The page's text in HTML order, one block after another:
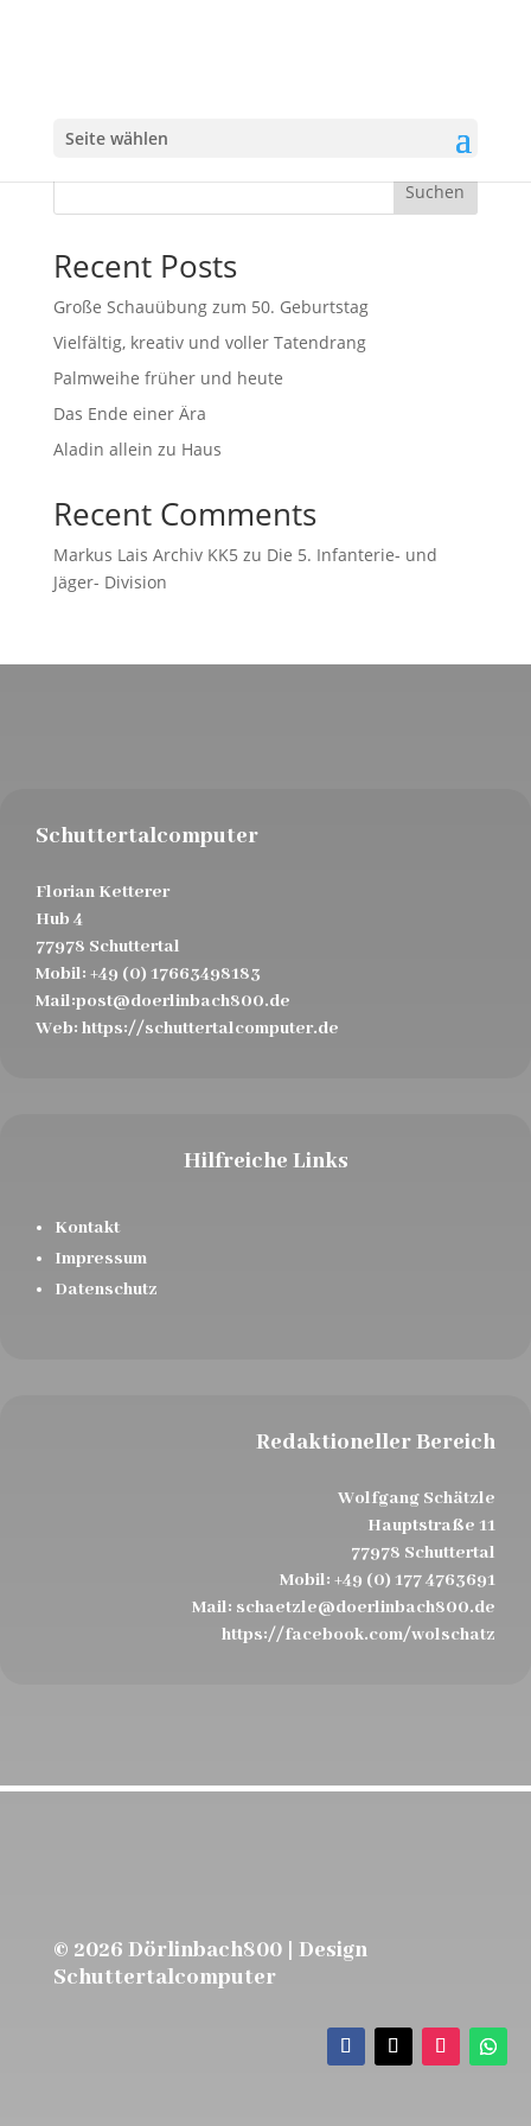
Seite wählen
Suchen
Recent Posts
Große Schauübung zum 50. Geburtstag
Vielfältig, kreativ und voller Tatendrang
Palmweihe früher und heute
Das Ende einer Ära
Aladin allein zu Haus
Recent Comments
Markus Lais Archiv KK5 zu Die 5. Infanterie- und
Jäger- Division
Schuttertalcomputer
Florian Ketterer
Hub 4
77978 Schuttertal
Mobil: +49 (0) 17663498183
Mail:post@doerlinbach800.de
Web: https://schuttertalcomputer.de
Hilfreiche Links
Kontakt
Impressum
Datenschutz
Redaktioneller Bereich
Wolfgang Schätzle
Hauptstraße 11
77978 Schuttertal
Mobil: +49 (0) 177 4763691
Mail: schaetzle@doerlinbach800.de
https://facebook.com/wolschatz
© 2026 Dörlinbach800 | Design
Schuttertalcomputer